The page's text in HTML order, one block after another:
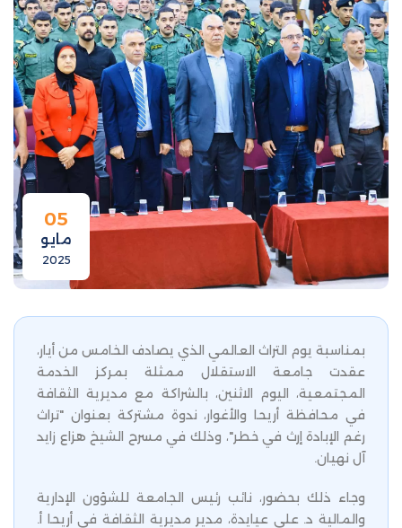
05
مايو
2025
بمناسبة يوم التراث العالمي الذي يصادف الخامس من أيار،
عقدت جامعة الاستقلال ممثلة بمركز الخدمة
المجتمعية، اليوم الاثنين، بالشراكة مع مديرية الثقافة
في محافظة أريحا والأغوار، ندوة مشتركة بعنوان "تراث
رغم الإبادة إرث في خطر"، وذلك في مسرح الشيخ هزاع زايد
آل نهيان.
وجاء ذلك بحضور، نائب رئيس الجامعة للشؤون الإدارية
والمالية د. علي عيايدة، مدير مديرية الثقافة في أريحا أ.